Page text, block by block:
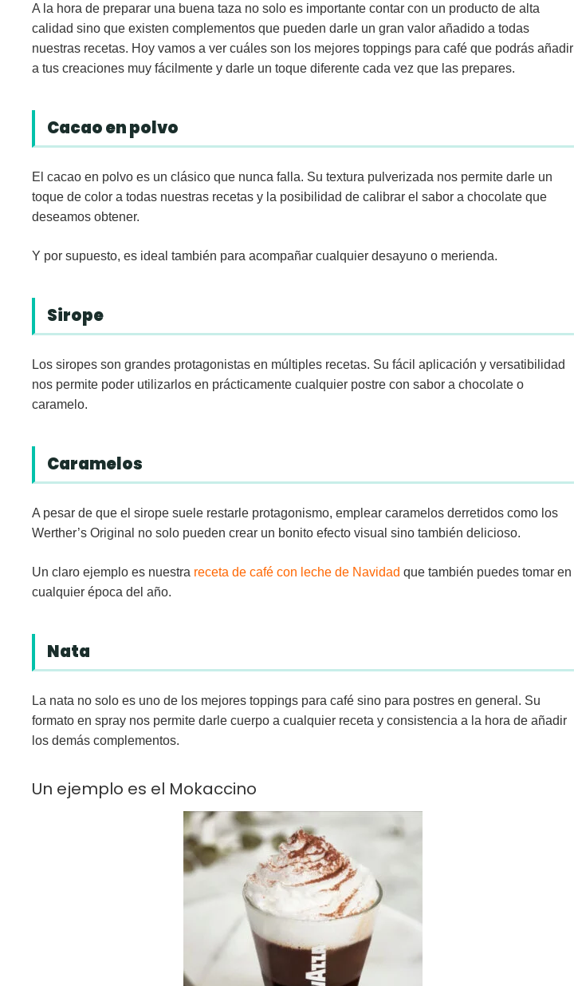
A la hora de preparar una buena taza no solo es importante contar con un producto de alta
calidad sino que existen complementos que pueden darle un gran valor añadido a todas
nuestras recetas. Hoy vamos a ver cuáles son los mejores toppings para café que podrás añadir
a tus creaciones muy fácilmente y darle un toque diferente cada vez que las prepares.
Cacao en polvo
El cacao en polvo es un clásico que nunca falla. Su textura pulverizada nos permite darle un
toque de color a todas nuestras recetas y la posibilidad de calibrar el sabor a chocolate que
deseamos obtener.
Y por supuesto, es ideal también para acompañar cualquier desayuno o merienda.
Sirope
Los siropes son grandes protagonistas en múltiples recetas. Su fácil aplicación y versatibilidad
nos permite poder utilizarlos en prácticamente cualquier postre con sabor a chocolate o
caramelo.
Caramelos
A pesar de que el sirope suele restarle protagonismo, emplear caramelos derretidos como los
Werther’s Original no solo pueden crear un bonito efecto visual sino también delicioso.
Un claro ejemplo es nuestra receta de café con leche de Navidad que también puedes tomar en
cualquier época del año.
Nata
La nata no solo es uno de los mejores toppings para café sino para postres en general. Su
formato en spray nos permite darle cuerpo a cualquier receta y consistencia a la hora de añadir
los demás complementos.
Un ejemplo es el Mokaccino